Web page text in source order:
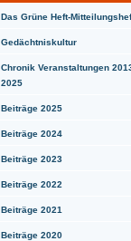
Das Grüne Heft-
Gedächtniskultur
Chronik Veranstaltungen
2025
Beiträge 2025
Beiträge 2024
Beiträge 2023
Beiträge 2022
Beiträge 2021
Beiträge 2020